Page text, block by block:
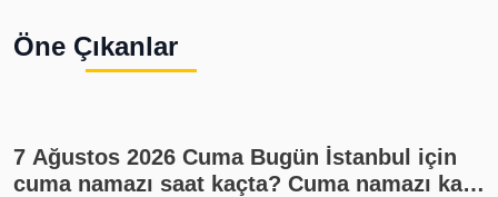
Öne Çıkanlar
7 Ağustos 2026 Cuma Bugün İstanbul için
cuma namazı saat kaçta? Cuma namazı kaç